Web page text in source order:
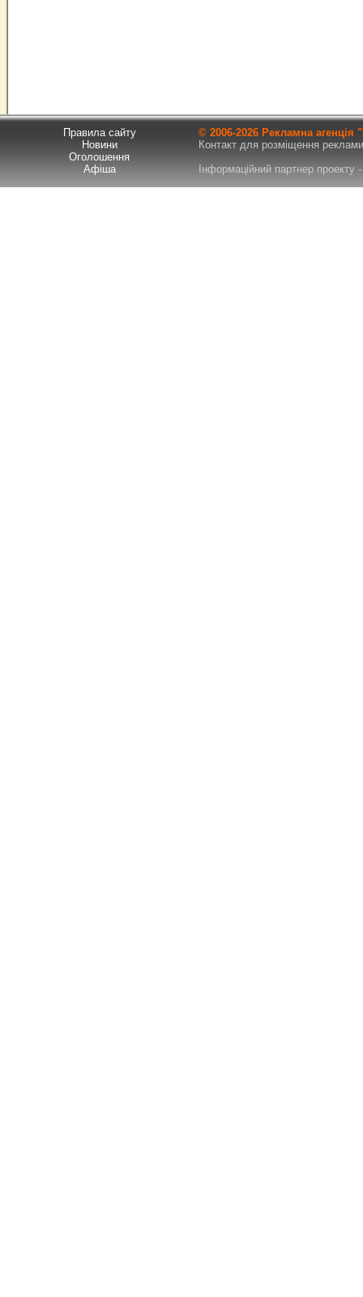
Правила сайту
Новини
Оголошення
Афіша
© 2006-2026 Рекламна
Контакт для розміщення
Інформаційний партнер проекту